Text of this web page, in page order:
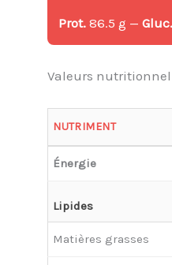
Prot. 86.5 g —Gluc.
Valeurs
NUTRIMENT
Énergie
Lipides
Matières grasses